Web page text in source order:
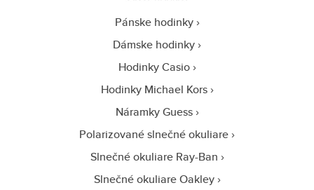
Pánske hodinky
Dámske hodinky
Hodinky Casio
Hodinky Michael Kors
Náramky Guess
Polarizované slnečné okuliare
Slnečné okuliare Ray-Ban
Slnečné okuliare Oakley